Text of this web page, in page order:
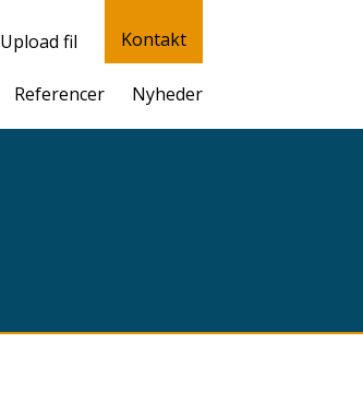
Upload fil Kontakt
Referencer Nyheder